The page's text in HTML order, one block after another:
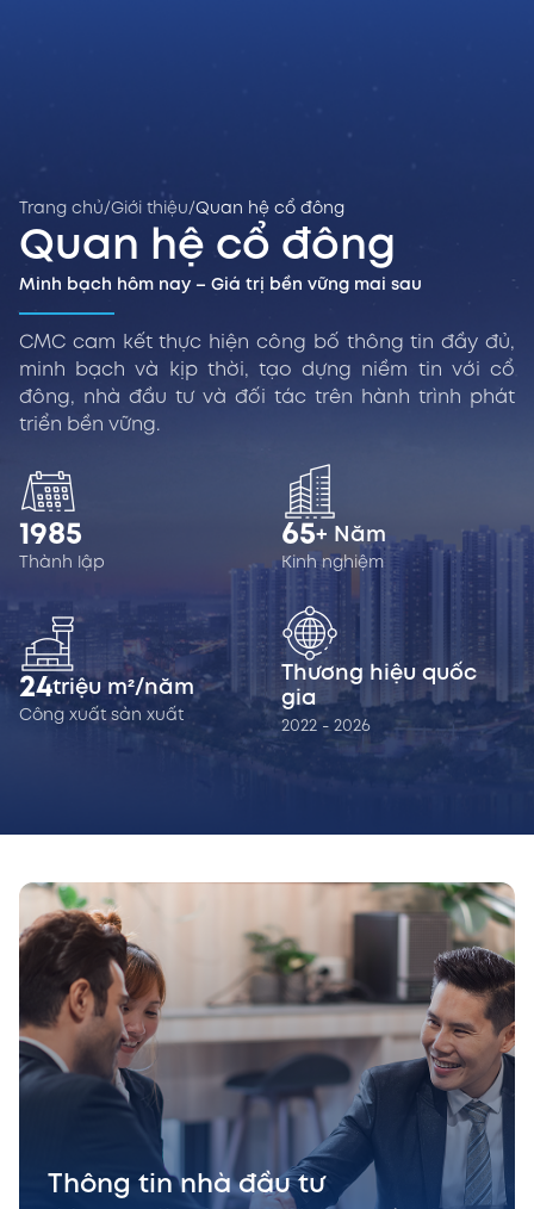
Trang chủ/Giới thiệu/Quan hệ cổ đông
Quan hệ cổ đông
Minh bạch hôm nay – Giá trị bền vững mai sau
CMC cam kết thực hiện công bố thông tin đầy đủ,
minh bạch và kịp thời, tạo dựng niềm tin với cổ
đông, nhà đầu tư và đối tác trên hành trình phát
triển bền vững.
1985
Thành lập
65+ Năm
Kinh nghiệm
24triệu m²/năm
Công xuất sản xuất
Thương hiệu quốc
gia
2022 - 2026
Thông tin nhà đầu tư